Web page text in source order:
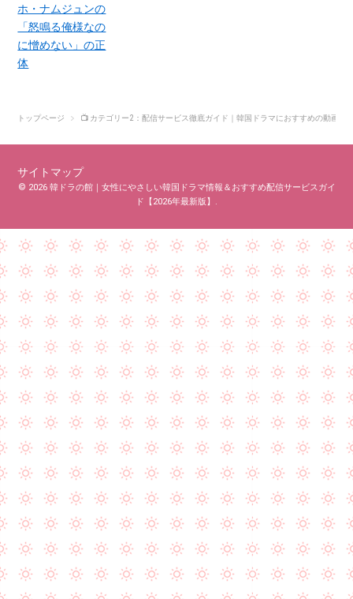
トップページ 📺 カテゴリー2：配信サービス徹底ガイド｜韓国ドラマにおすすめの動画配
サイトマップ
© 2026 韓ドラの館｜女性にやさしい韓国ドラマ情報＆おすすめ配信サービスガイ
ド【2026年最新版】.